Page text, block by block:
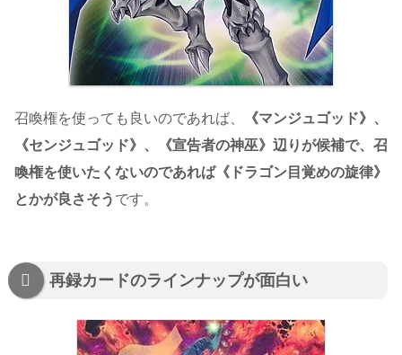
召喚権を使っても良いのであれば、
《マンジュゴッド》、
《センジュゴッド》、《宣告者の神巫》辺りが候補で、召
喚権を使いたくないのであれば《ドラゴン目覚めの旋律》
とかが良さそう です。
再録カードのラインナップが面白い